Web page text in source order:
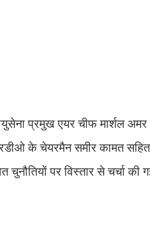
प्रमुख एयर चीफ मार्शल
के चेयरमैन समीर कामत सहित
पर विस्तार से चर्चा की